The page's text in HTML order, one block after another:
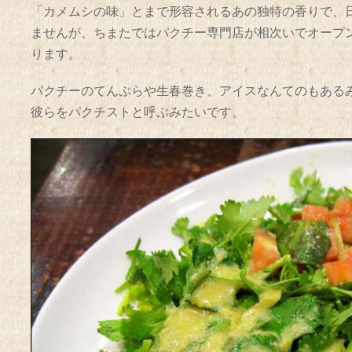
「カメムシの味」とまで形容されるあの独特の香りで
ませんが、ちまたではパクチー専門店が相次いでオー
ります。
パクチーのてんぷらや生春巻き、アイスなんてのもある
彼らをパクチストと呼ぶみたいです。